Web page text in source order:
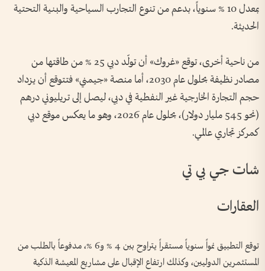
بمعدل 10 % سنوياً، بدعم من تنوع التجارب السياحية والبنية التحتية
الحديثة.
من ناحية أخرى، توقع «غروك» أن تولّد دبي 25 % من طاقتها من
مصادر نظيفة بحلول عام 2030، أما منصة «جيمني» فتتوقع أن يزداد
حجم التجارة الخارجية غير النفطية في دبي، ليصل إلى تريليوني درهم
(نحو 545 مليار دولار)، بحلول عام 2026، وهو ما يعكس موقع دبي
كمركز تجاري عالمي.
شات جي بي تي
العقارات
توقع التطبيق نمواً سنوياً مستقراً يتراوح بين 4 % و6 %، مدفوعاً بالطلب من
المستثمرين الدوليين، وكذلك ارتفاع الإقبال على مشاريع المعيشة الذكية